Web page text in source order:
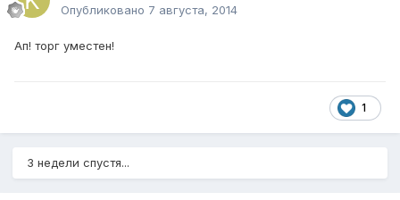
Опубликовано 7 августа, 2014
Ап! торг уместен!
1
3 недели спустя...